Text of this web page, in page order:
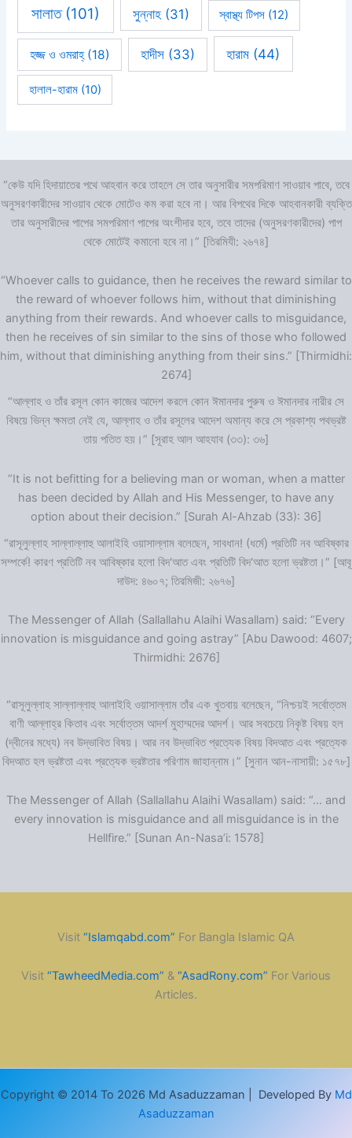
সালাত(101) সুন্নাহ (31) স্বাস্থ্য টিপস (12)
হজ্জ ও ওমরাহ্‌(18) হাদীস(33) হারাম (44)
হালাল-হারাম(10)
“কেউ যদি হিদায়াতের পথে আহবান করে তাহলে সে তার অনুসারীর সমপরিমাণ সাওয়াব পাবে, তবে
অনুসরণকারীদের সাওয়াব থেকে মোটেও কম করা হবে না। আর বিপথের দিকে আহবানকারী ব্যক্তি
তার অনুসারীদের পাপের সমপরিমাণ পাপের অংশীদার হবে, তবে তাদের (অনুসরণকারীদের) পাপ
থেকে মোটেই কমানো হবে না।” [তিরমিযী: ২৬৭৪]
“Whoever calls to guidance, then he receives the reward similar to
the reward of whoever follows him, without that diminishing
anything from their rewards. And whoever calls to misguidance,
then he receives of sin similar to the sins of those who followed
him, without that diminishing anything from their sins.” [Thirmidhi:
2674]
“আল্লাহ ও তাঁর রসূল কোন কাজের আদেশ করলে কোন ঈমানদার পুরুষ ও ঈমানদার নারীর সে
বিষয়ে ভিন্ন ক্ষমতা নেই যে, আল্লাহ ও তাঁর রসূলের আদেশ অমান্য করে সে প্রকাশ্য পথভ্রষ্ট
তায় পতিত হয়।” [সূরাহ আল আহযাব (৩৩): ৩৬]
“It is not befitting for a believing man or woman, when a matter
has been decided by Allah and His Messenger, to have any
option about their decision.” [Surah Al-Ahzab (33): 36]
“রাসূলুল্লাহ সাল্লাল্লাহু আলাইহি ওয়াসাল্লাম বলেছেন, সাবধান! (ধর্মে) প্রতিটি নব আবিষ্কার
সম্পর্কে! কারণ প্রতিটি নব আবিষ্কার হলো বিদ‘আত এবং প্রতিটি বিদ‘আত হলো ভ্রষ্টতা।” [আবূ
দাউদ: ৪৬০৭; তিরমিজী: ২৬৭৬]
The Messenger of Allah (Sallallahu Alaihi Wasallam) said: “Every
innovation is misguidance and going astray” [Abu Dawood: 4607;
Thirmidhi: 2676]
“রাসূলুল্লাহ সাল্লাল্লাহু আলাইহি ওয়াসাল্লাম তাঁর এক খুতবায় বলেছেন, “নিশ্চয়ই সর্বোত্তম
বাণী আল্লাহ্‌র কিতাব এবং সর্বোত্তম আদর্শ মুহাম্মদের আদর্শ। আর সবচেয়ে নিকৃষ্ট বিষয় হল
(দ্বীনের মধ্যে) নব উদ্ভাবিত বিষয়। আর নব উদ্ভাবিত প্রত্যেক বিষয় বিদআত এবং প্রত্যেক
বিদআত হল ভ্রষ্টতা এবং প্রত্যেক ভ্রষ্টতার পরিণাম জাহান্নাম।” [সুনান আন-নাসায়ী: ১৫৭৮]
The Messenger of Allah (Sallallahu Alaihi Wasallam) said: “… and
every innovation is misguidance and all misguidance is in the
Hellfire.” [Sunan An-Nasa’i: 1578]
Visit “Islamqabd.com” For Bangla Islamic QA
Visit “TawheedMedia.com” & “AsadRony.com” For Various
Articles.
Copyright © 2014 To 2026 Md Asaduzzaman | Developed By Md
Asaduzzaman